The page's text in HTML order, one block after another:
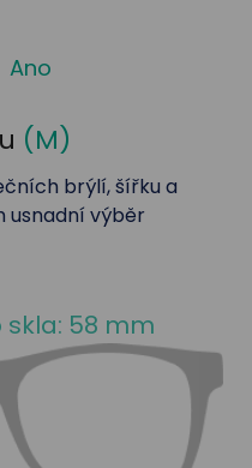
Ano
(M)
brýlí, šířku a
usnadní výběr
58 mm